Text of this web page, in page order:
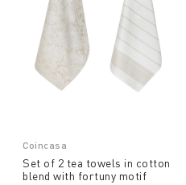
Coincasa
Set of 2 tea towels in cotton
blend with fortuny motif